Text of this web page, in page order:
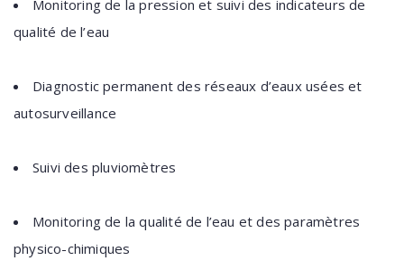
Monitoring de la pression et suivi des indicateurs de
qualité de l’eau
Diagnostic permanent des réseaux d’eaux usées et
autosurveillance
Suivi des pluviomètres
Monitoring de la qualité de l’eau et des paramètres
physico-chimiques